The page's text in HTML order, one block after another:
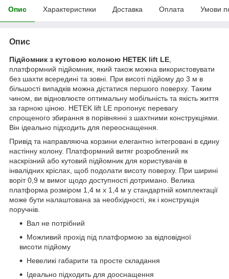
Опис Характеристики Доставка Оплата Умови
Опис
Підйомник з кутовою колоною HETEK lift LE
платформний підйомник, який також можна використовувати
без шахти всередині та зовні. При висоті підйому до 3 м в
більшості випадків можна дістатися першого поверху. Таким
чином, ви відновлюєте оптимальну мобільність та якість життя
за гарною ціною. HETEK lift LE пропонує перевагу
спрощеного збирання в порівнянні з шахтними конструкціями.
Він ідеально підходить для переоснащення.
Привід та направляюча корзини елегантно інтегровані в єдину
настінну колону. Платформний витяг розроблений як
наскрізний або кутовий підйомник для користувачів в
інвалідних кріслах, щоб подолати висоту поверху. При ширині
воріт 0,9 м вимог щодо доступності дотримано. Велика
платформа розміром 1,4 м x 1,4 м у стандартній комплектації
може бути налаштована за необхідності, як і конструкція
поручнів.
Вал не потрібний
Можливий прохід під платформою за відповідної
висоти підйому
Невеликі габарити та просте складання
Ідеально підходить для дооснащення